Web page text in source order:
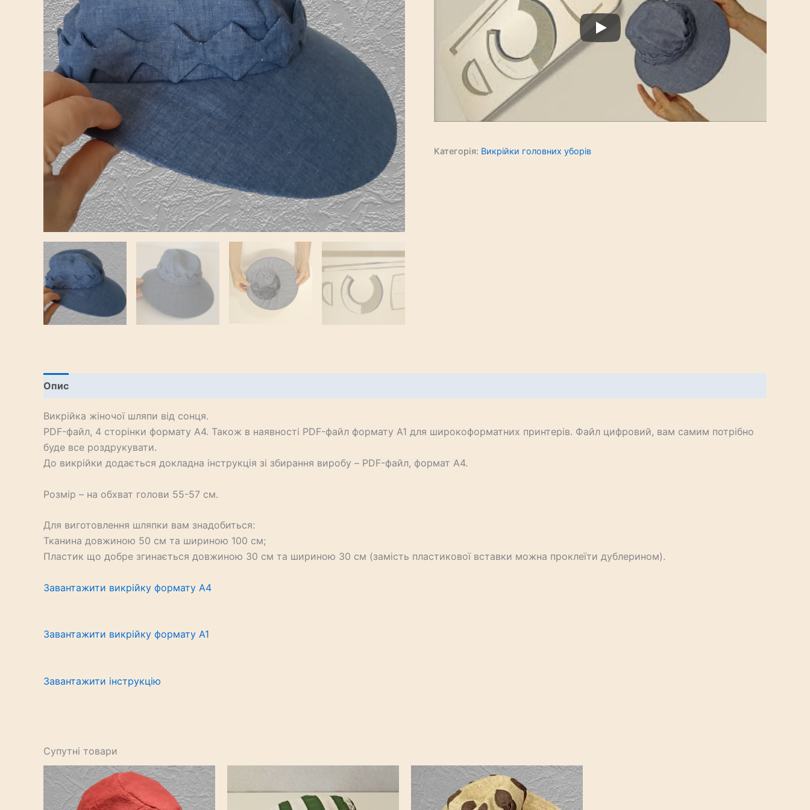
Категорія: Викрійки головних уборів
Опис
Викрійка жіночої шляпи від сонця.
PDF-файл, 4 сторінки формату А4. Також в наявності PDF-файл формату А1 для широкоформатних принтерів. Файл цифровий, вам самим потрібно
буде все роздрукувати.
До викрійки додається докладна інструкція зі збирання виробу – PDF-файл, формат А4.
Розмір – на обхват голови 55-57 см.
Для виготовлення шляпки вам знадобиться:
Тканина довжиною 50 см та шириною 100 см;
Пластик що добре згинається довжиною 30 см та шириною 30 см (замість пластикової вставки можна проклеїти дублерином).
Завантажити викрійку формату А4
Завантажити викрійку формату А1
Завантажити інструкцію
Супутні товари